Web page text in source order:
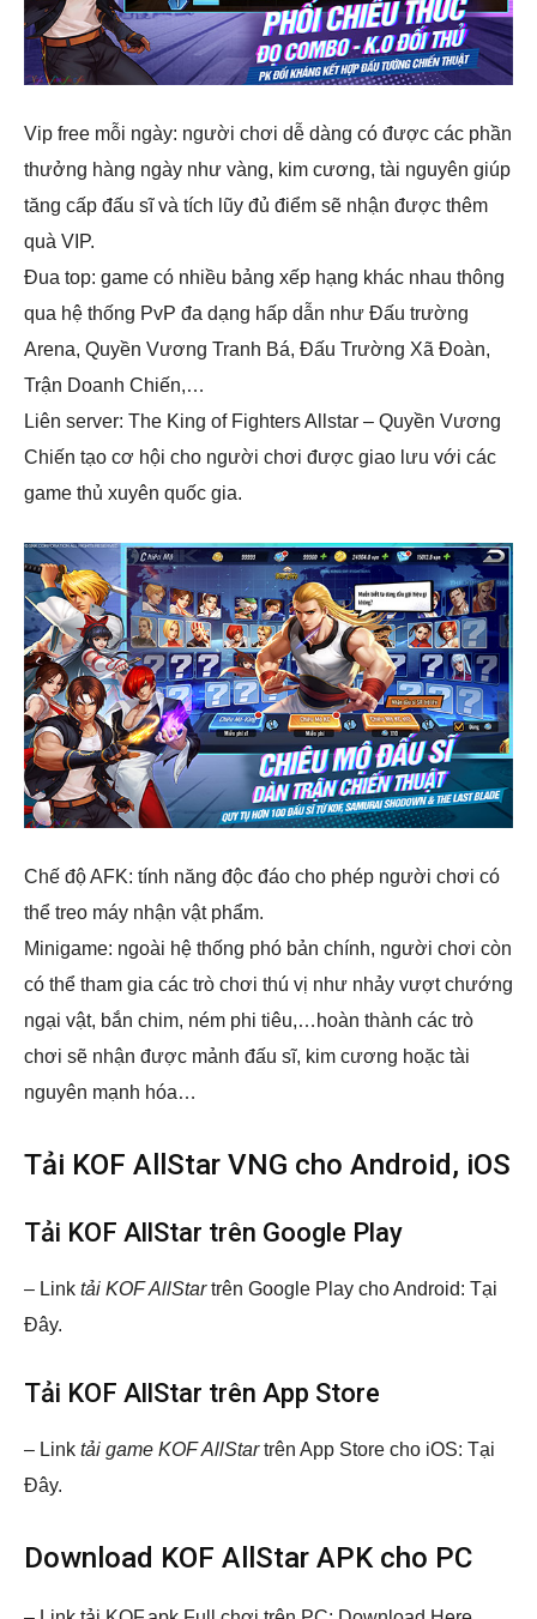
Vip free mỗi ngày: người chơi dễ dàng có được các phần
thưởng hàng ngày như vàng, kim cương, tài nguyên giúp
tăng cấp đấu sĩ và tích lũy đủ điểm sẽ nhận được thêm
quà VIP.
Đua top: game có nhiều bảng xếp hạng khác nhau thông
qua hệ thống PvP đa dạng hấp dẫn như Đấu trường
Arena, Quyền Vương Tranh Bá, Đấu Trường Xã Đoàn,
Trận Doanh Chiến,…
Liên server: The King of Fighters Allstar – Quyền Vương
Chiến tạo cơ hội cho người chơi được giao lưu với các
game thủ xuyên quốc gia.
Chế độ AFK: tính năng độc đáo cho phép người chơi có
thể treo máy nhận vật phẩm.
Minigame: ngoài hệ thống phó bản chính, người chơi còn
có thể tham gia các trò chơi thú vị như nhảy vượt chướng
ngại vật, bắn chim, ném phi tiêu,…hoàn thành các trò
chơi sẽ nhận được mảnh đấu sĩ, kim cương hoặc tài
nguyên mạnh hóa…
Tải KOF AllStar VNG cho Android, iOS
Tải KOF AllStar trên Google Play
– Link tải KOF AllStartrên Google Play cho Android: Tại
Đây.
Tải KOF AllStar trên App Store
– Link tải game KOF AllStartrên App Store cho iOS: Tại
Đây.
Download KOF AllStar APK cho PC